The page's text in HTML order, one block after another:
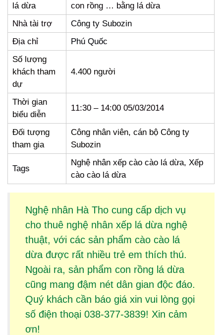
lá dừa
con rồng … bằng lá dừa
Nhà tài trợ
Công ty Subozin
Địa chỉ
Phú Quốc
Số lượng
khách tham
dự
4.400 người
Thời gian
biểu diễn
11:30 – 14:00 05/03/2014
Đối tượng
tham gia
Công nhân viên, cán bộ Công ty
Subozin
Tags
Nghệ nhân xếp cào cào lá dừa, Xếp
cào cào lá dừa
Nghệ nhân Hà Tho cung cấp dịch vụ
cho thuê nghệ nhân xếp lá dừanghệ
thuật, với các sản phẩm cào cào lá
dừađược rất nhiều trẻ em thích thú.
Ngoài ra, sản phẩm con rồng lá dừa
cũng mang đậm nét dân gian độc đáo.
Quý khách cần báo giá xin vui lòng gọi
số điện thoại 038-377-3839! Xin cảm
ơn!